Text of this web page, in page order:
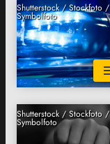
Shutterstock / Stockfoto /
Symbolfoto
Shutterstock / Stockfoto /
Symbolfoto